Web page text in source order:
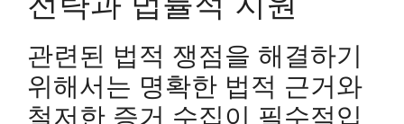
관련된 법적 쟁점을 해결하기
위해서는 명확한 법적 근거와
철저한 증거 수집이 필수적입